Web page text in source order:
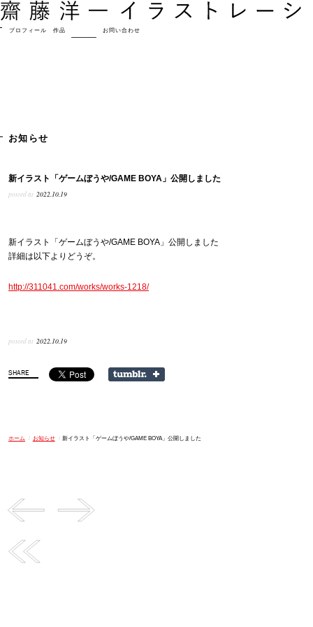
プロフィール 作品 お問い合わせ
お知らせ
新イラスト「ゲームぼうや/GAME BOYA」公開しました
posted at 2022.10.19
新イラスト「ゲームぼうや/GAME BOYA」公開しました
詳細は以下よりどうぞ。
http://311041.com/works/works-1218/
posted at 2022.10.19
ホーム / お知らせ / 新イラスト「ゲームぼうや/GAME BOYA」公開しました